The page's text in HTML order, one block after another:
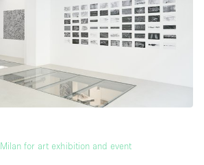
for art exhibition and event